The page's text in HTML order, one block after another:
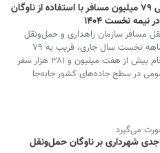
جابه‌جایی ۷۹ میلیون مسافر با استفاده از ناوگان
نخست ۱۴۰۴
مسافر سازمان راهداری و حمل‌ونقل
جاده‌ای گفت: در ۶ ماهه نخست سال جاری، قریب به ۷۹
میلیون مسافر با انجام بیش از هفت میلیون و ۳۸۱ هزار سفر
در سطح جاده‌های کشور جابه‌جا
می‌گیرد
شهرداری بر ناوگان حمل‌ونقل